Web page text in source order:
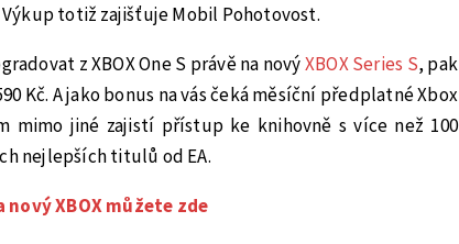
totiž zajišťuje Mobil Pohotovost.
z XBOX One S právě na novýXBOX Series S, pak
Kč. A jako bonus na vás čeká měsíční předplatné Xbox
mimo jiné zajistí přístup ke knihovně s více než 100
nejlepších titulů od EA.
XBOX můžete zde